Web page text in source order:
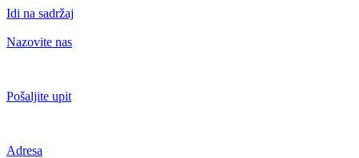
Idi na sadržaj
Nazovite nas
Pošaljite upit
Adresa